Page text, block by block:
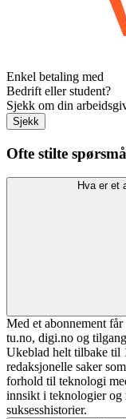
Enkel betaling med
Bedrift eller student?
Sjekk om din
Sjekk
Ofte stilte
Hva er et
Med et abonnement
tu.no, digi.no og
Ukeblad helt tilbake til
redaksjonelle saker
forhold til teknologi
innsikt i teknologier og
suksesshistorier.